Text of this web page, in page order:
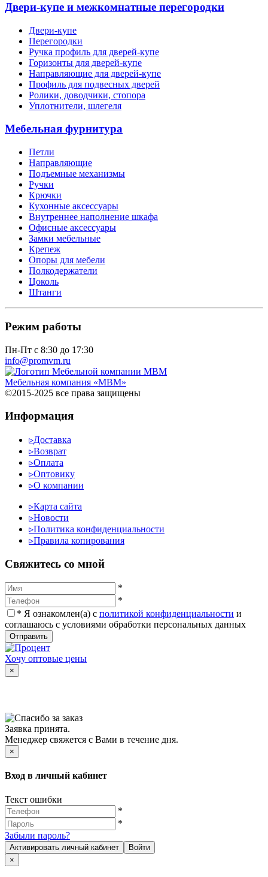
Двери-купе и межкомнатные перегородки
Двери-купе
Перегородки
Ручка профиль для дверей-купе
Горизонты для дверей-купе
Направляющие для дверей-купе
Профиль для подвесных дверей
Ролики, доводчики, стопора
Уплотнители, шлегеля
Мебельная фурнитура
Петли
Направляющие
Подъемные механизмы
Ручки
Крючки
Кухонные аксессуары
Внутреннее наполнение шкафа
Офисные аксессуары
Замки мебельные
Крепеж
Опоры для мебели
Полкодержатели
Цоколь
Штанги
Режим работы
Пн-Пт с 8:30 до 17:30
info@promvm.ru
Мебельная компания «МВМ»
©2015-2025 все права защищены
Информация
▹Доставка
▹Возврат
▹Оплата
▹Оптовику
▹О компании
▹Карта сайта
▹Новости
▹Политика конфиденциальности
▹Правила копирования
Cвяжитесь со мной
*
*
* Я ознакомлен(а) с политикой конфиденциальности и
соглашаюсь с условиями обработки персональных данных
Отправить
Хочу оптовые цены
×
Заявка принята.
Менеджер свяжется с Вами в течение дня.
×
Вход в личный кабинет
Текст ошибки
*
*
Забыли пароль?
Активировать личный кабинет
Войти
×